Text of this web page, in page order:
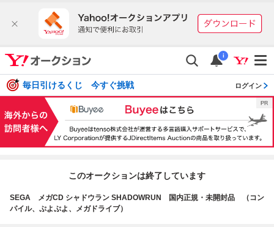
i
毎日引けるくじ 今すぐ挑戦 ログイン
このオークションは終了しています
SEGA メガCD シャドウラン SHADOWRUN 国内正規・未開封品 （コン
パイル、ぷよぷよ、メガドライブ）